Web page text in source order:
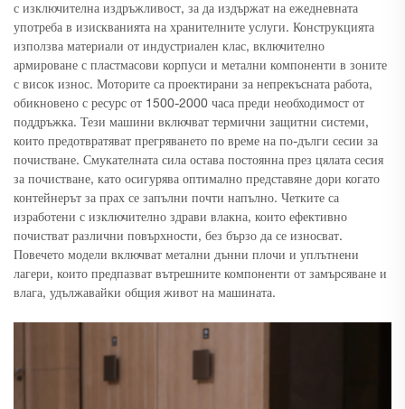
с изключителна издръжливост, за да издържат на ежедневната
употреба в изискванията на хранителните услуги. Конструкцията
използва материали от индустриален клас, включително
армироване с пластмасови корпуси и метални компоненти в зоните
с висок износ. Моторите са проектирани за непрекъсната работа,
обикновено с ресурс от 1500-2000 часа преди необходимост от
поддръжка. Тези машини включват термични защитни системи,
които предотвратяват прегряването по време на по-дълги сесии за
почистване. Смукателната сила остава постоянна през цялата сесия
за почистване, като осигурява оптимално представяне дори когато
контейнерът за прах се запълни почти напълно. Четките са
изработени с изключително здрави влакна, които ефективно
почистват различни повърхности, без бързо да се износват.
Повечето модели включват метални дънни плочи и уплътнени
лагери, които предпазват вътрешните компоненти от замърсяване и
влага, удължавайки общия живот на машината.